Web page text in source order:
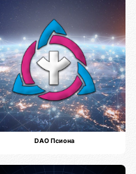
DAO Псиона